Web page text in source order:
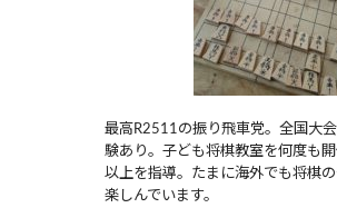
最高R2511の振り飛車党。全国大
験あり。子ども将棋教室を何度も
以上を指導。たまに海外でも将棋
楽しんでいます。